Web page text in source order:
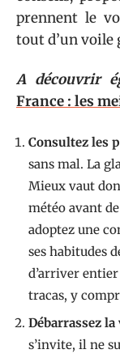
prennent le
tout d’un voile
A découvrir
France : les
Consultez les
sans mal. La
Mieux vaut
météo avant
adoptez une
ses habitudes
d’arriver
tracas, y
Débarrassez
s’invite, il ne